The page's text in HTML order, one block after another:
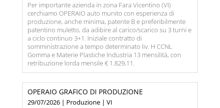
Per importante azienda in zona Fara Vicentino (VI)
cerchiamo OPERAIO auto munito con esperienza di
produzione, anche minima, patente B e preferibilmente
patentino muletto, da adibire al carico/scarico su 3 turni e
a ciclo continuo 3+1. Iniziale contratto di
somministrazione a tempo determinato liv. H CCNL
Gomma e Materie Plastiche Industria 13 mensilità, con
retribuzione lorda mensile € 1.829,11.
OPERAIO GRAFICO DI PRODUZIONE
29/07/2026 | Produzione | VI